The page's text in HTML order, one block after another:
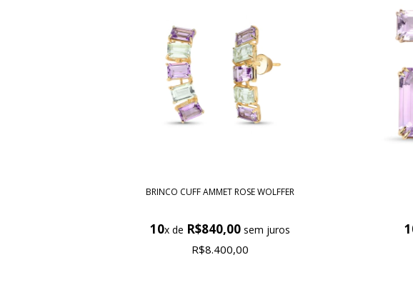
BRINCO CUFF AMMET ROSE WOLFFER
10x de R$840,00sem juros
R$8.400,00